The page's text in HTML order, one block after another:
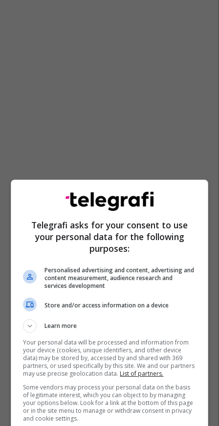
Iphone X
Telegrafi asks for your consent to use
your personal data for the following
purposes:
Personalised advertising and content, advertising and
content measurement, audience research and
services development
Store and/or access information on a device
Learn more
Your personal data will be processed and information from
your device (cookies, unique identifiers, and other device
data) may be stored by, accessed by and shared with 369
partners, or used specifically by this site. We and our partners
may use precise geolocation data. List of partners.
Some vendors may process your personal data on the basis
of legitimate interest, which you can object to by managing
your options below. Look for a link at the bottom of this page
or in the site menu to manage or withdraw consent in privacy
and cookie settings.